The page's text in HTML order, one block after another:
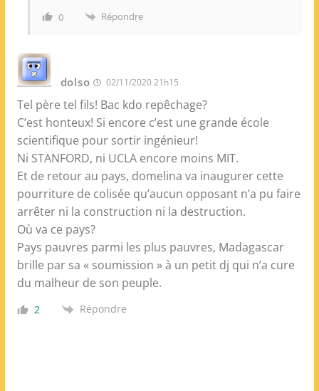
0 Répondre
dolso 02/11/2020 21h15
Tel père tel fils! Bac kdo repêchage?
C’est honteux! Si encore c’est une grande école
scientifique pour sortir ingénieur!
Ni STANFORD, ni UCLA encore moins MIT.
Et de retour au pays, domelina va inaugurer cette
pourriture de colisée qu’aucun opposant n’a pu faire
arrêter ni la construction ni la destruction.
Où va ce pays?
Pays pauvres parmi les plus pauvres, Madagascar
brille par sa « soumission » à un petit dj qui n’a cure
du malheur de son peuple.
2 Répondre